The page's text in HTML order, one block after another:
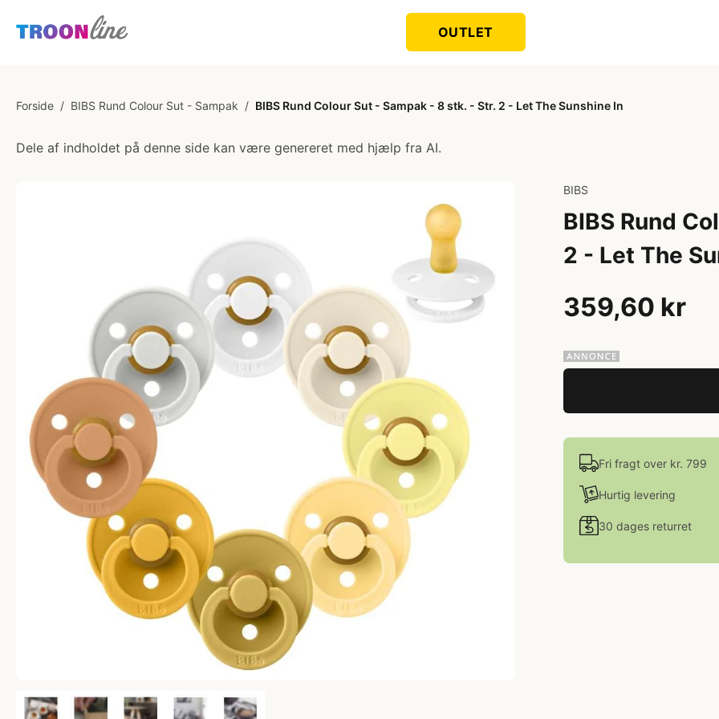
OUTLET
Forside / BIBS Rund Colour Sut - Sampak / BIBS Rund Colour Sut - Sampak - 8 stk. - Str. 2 - Let The Sunshine In
Dele af indholdet på denne side kan være genereret med hjælp fra AI.
BIBS
BIBS Rund
2 - Let The
359,60 kr
Fri fragt over kr. 799
Hurtig levering
30 dages returret